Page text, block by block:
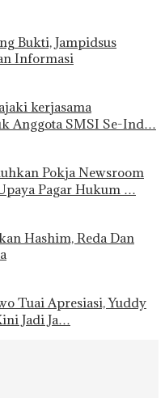
Bukti, Jampidsus
Informasi
kerjasama
Anggota SMSI Se-Ind…
Pokja Newsroom
Pagar Hukum …
Hashim, Reda Dan
Tuai Apresiasi, Yuddy
Jadi Ja…